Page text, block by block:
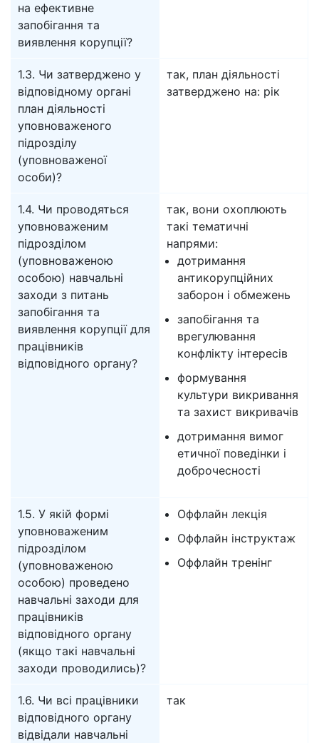
на ефективне
запобігання та
виявлення корупції?
1.3. Чи затверджено у
відповідному органі
план діяльності
уповноваженого
підрозділу
(уповноваженої
особи)?
так, план діяльності
затверджено на: рік
1.4. Чи проводяться
уповноваженим
підрозділом
(уповноваженою
особою) навчальні
заходи з питань
запобігання та
виявлення корупції для
працівників
відповідного органу?
так, вони охоплюють
такі тематичні
напрями:
дотримання
антикорупційних
заборон і обмежень
запобігання та
врегулювання
конфлікту інтересів
формування
культури викривання
та захист викривачів
дотримання вимог
етичної поведінки і
доброчесності
1.5. У якій формі
уповноваженим
підрозділом
(уповноваженою
особою) проведено
навчальні заходи для
працівників
відповідного органу
(якщо такі навчальні
заходи проводились)?
Оффлайн лекція
Оффлайн інструктаж
Оффлайн тренінг
1.6. Чи всі працівники
відповідного органу
відвідали навчальні
так